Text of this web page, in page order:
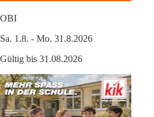
OBI
Sa. 1.8. - Mo. 31.8.2026
Gültig bis 31.08.2026